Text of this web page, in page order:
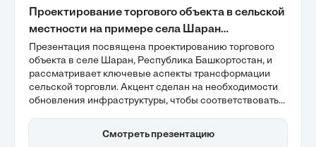
Проектирование торгового объекта в сельской
местности на примере села Шаран
Республики Башкортостан
Презентация посвящена проектированию торгового
объекта в селе Шаран, Республика Башкортостан, и
рассматривает ключевые аспекты трансформации
сельской торговли. Акцент сделан на необходимости
обновления инфраструктуры, чтобы соответствовать
также на интеграции местных производителей в
розничные сети. Важным является создание
Смотреть презентацию